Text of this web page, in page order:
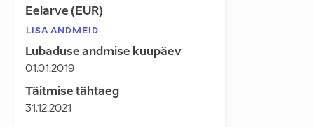
Eelarve (EUR)
LISA ANDMEID
Lubaduse andmise kuupäev
01.01.2019
Täitmise tähtaeg
31.12.2021